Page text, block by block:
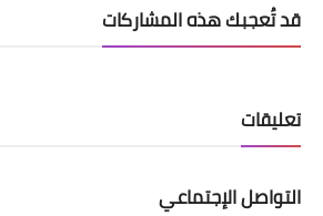
قد تُعجبك هذه المشاركات
تعليقات
التواصل الإجتماعي